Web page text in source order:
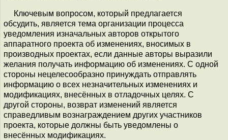
Ключевым вопросом, который предлагается
обсудить, является тема организации процесса
уведомления изначальных авторов открытого
аппаратного проекта об изменениях, вносимых в
производных проектах, если данные авторы выразили
желания получать информацию об изменениях. С одной
стороны нецелесообразно принуждать отправлять
информацию о всех незначительных изменениях и
модификациях, внесённых в отладочных целях. С
другой стороны, возврат изменений является
справедливым вознаграждением других участников
проекта, которые должны быть уведомлены о
внесённых модификациях.